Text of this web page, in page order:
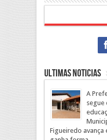
Ultimas Noticias
A
segue
Figueiredo avança